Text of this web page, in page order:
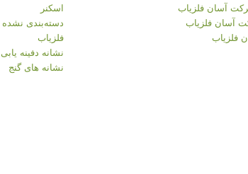
آسان فلزیاب
آسان فلزیاب
فلزیاب
اسکنر
دسته‌بندی نشده
فلزیاب
نشانه دفینه یابی
نشانه های گنج